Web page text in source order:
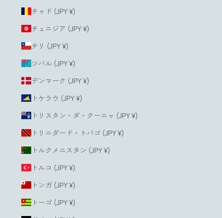
チャド (JPY ¥)
チュニジア (JPY ¥)
チリ (JPY ¥)
ツバル (JPY ¥)
デンマーク (JPY ¥)
トケラウ (JPY ¥)
トリスタン・ダ・クーニャ (JPY ¥)
トリニダード・トバゴ (JPY ¥)
トルクメニスタン (JPY ¥)
トルコ (JPY ¥)
トンガ (JPY ¥)
トーゴ (JPY ¥)